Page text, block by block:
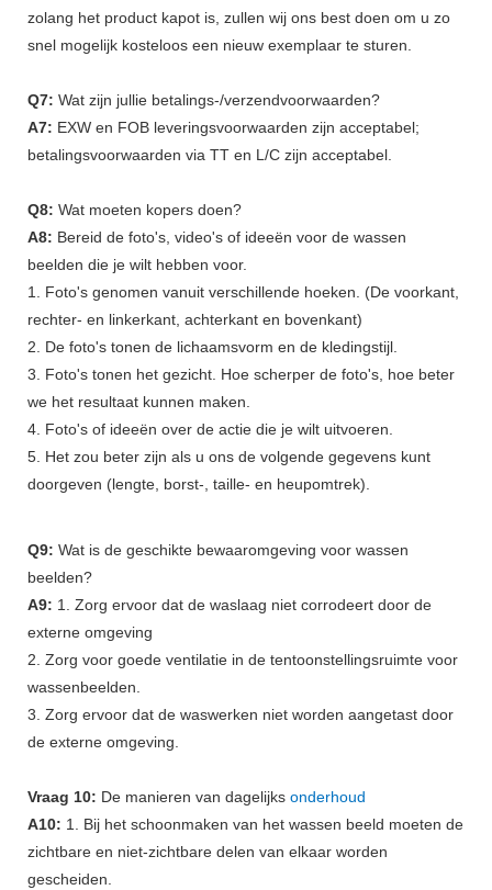
zolang het product kapot is, zullen wij ons best doen om u zo
snel mogelijk kosteloos een nieuw exemplaar te sturen.
Q7: Wat zijn jullie betalings-/verzendvoorwaarden?
A7: EXW en FOB leveringsvoorwaarden zijn acceptabel;
betalingsvoorwaarden via TT en L/C zijn acceptabel.
Q8: Wat moeten kopers doen?
A8: Bereid de foto's, video's of ideeën voor de wassen
beelden die je wilt hebben voor.
1. Foto's genomen vanuit verschillende hoeken. (De voorkant,
rechter- en linkerkant, achterkant en bovenkant)
2. De foto's tonen de lichaamsvorm en de kledingstijl.
3. Foto's tonen het gezicht. Hoe scherper de foto's, hoe beter
we het resultaat kunnen maken.
4. Foto's of ideeën over de actie die je wilt uitvoeren.
5. Het zou beter zijn als u ons de volgende gegevens kunt
doorgeven (lengte, borst-, taille- en heupomtrek).
Q9: Wat is de geschikte bewaaromgeving voor wassen
beelden?
A9: 1. Zorg ervoor dat de waslaag niet corrodeert door de
externe omgeving
2. Zorg voor goede ventilatie in de tentoonstellingsruimte voor
wassenbeelden.
3. Zorg ervoor dat de waswerken niet worden aangetast door
de externe omgeving.
Vraag 10: De manieren van dagelijks onderhoud
A10: 1. Bij het schoonmaken van het wassen beeld moeten de
zichtbare en niet-zichtbare delen van elkaar worden
gescheiden.